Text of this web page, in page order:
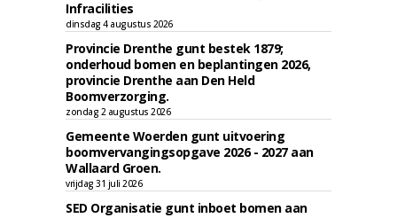
Infracilities
dinsdag 4 augustus 2026
Provincie Drenthe gunt bestek 1879;
onderhoud bomen en beplantingen 2026,
provincie Drenthe aan Den Held
Boomverzorging.
zondag 2 augustus 2026
Gemeente Woerden gunt uitvoering
boomvervangingsopgave 2026 - 2027 aan
Wallaard Groen.
vrijdag 31 juli 2026
SED Organisatie gunt inboet bomen aan